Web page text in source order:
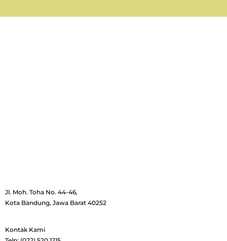
Jl. Moh. Toha No. 44-46,
Kota Bandung, Jawa Barat 40252
Kontak Kami